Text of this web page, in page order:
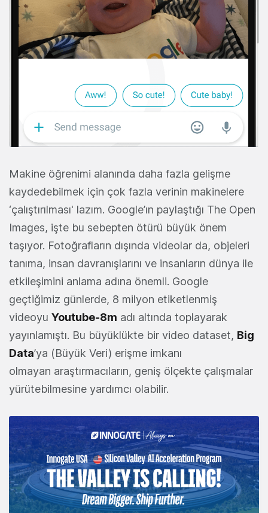
Makine öğrenimi alanında daha fazla gelişme
kaydedebilmek için çok fazla verinin makinelere
‘çalıştırılması' lazım. Google’ın paylaştığı The Open
Images, işte bu sebepten ötürü büyük önem
taşıyor. Fotoğrafların dışında videolar da, objeleri
tanıma, insan davranışlarını ve insanların dünya ile
etkileşimini anlama adına önemli. Google
geçtiğimiz günlerde, 8 milyon etiketlenmiş
videoyu Youtube-8m adı altında toplayarak
yayınlamıştı. Bu büyüklükte bir video dataset, Big
Data’ya (Büyük Veri) erişme imkanı
olmayan araştırmacıların, geniş ölçekte çalışmalar
yürütebilmesine yardımcı olabilir.